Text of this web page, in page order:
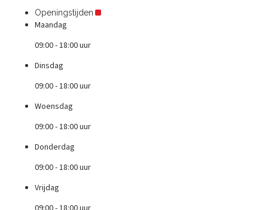
Openingstijden
Maandag
09:00 - 18:00 uur
Dinsdag
09:00 - 18:00 uur
Woensdag
09:00 - 18:00 uur
Donderdag
09:00 - 18:00 uur
Vrijdag